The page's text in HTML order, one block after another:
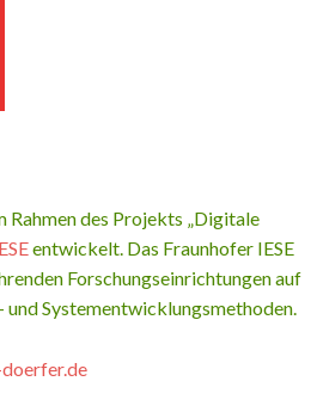
des Projekts „Digitale
entwickelt. Das Fraunhofer IESE
Forschungseinrichtungen auf
Systementwicklungsmethoden.